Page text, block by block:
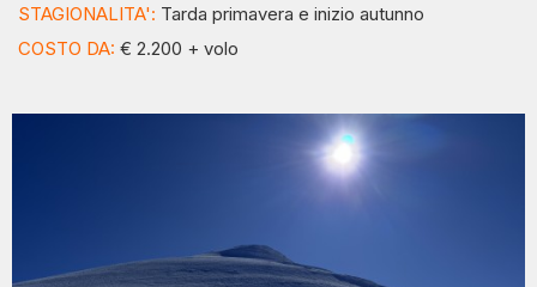
STAGIONALITA': Tarda primavera e inizio autunno
COSTO DA: € 2.200 + volo